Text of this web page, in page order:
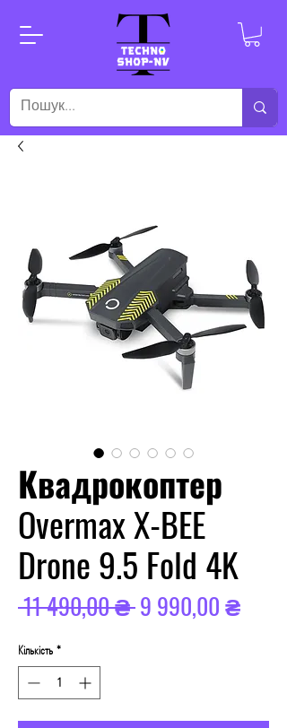
Квадрокоптер
Overmax X-BEE
Drone 9.5 Fold 4K
11 490,00 ₴ Звичайна
9 990,00 ₴За
Кількість *